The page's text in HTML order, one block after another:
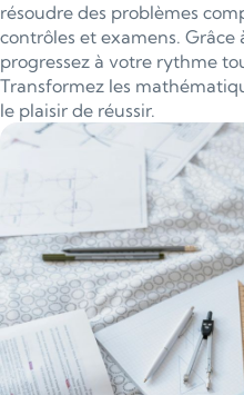
résoudre des problèmes
contrôles et examens. Grâce
progressez à votre rythme
Transformez les
le plaisir de réussir.